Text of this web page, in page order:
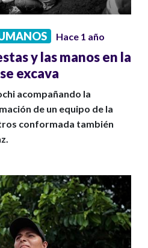
Hace 1 año
y las manos en la
excava
acompañando la
de un equipo de la
conformada también